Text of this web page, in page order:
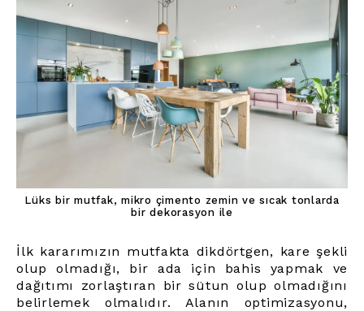
Lüks bir mutfak, mikro çimento zemin ve sıcak tonlarda
bir dekorasyon ile
İlk kararımızın mutfakta dikdörtgen, kare şekli
olup olmadığı, bir ada için bahis yapmak ve
dağıtımı zorlaştıran bir sütun olup olmadığını
belirlemek olmalıdır. Alanın optimizasyonu,